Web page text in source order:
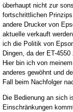
überhaupt nicht zur
fortschrittlichen
andere Drucker von
aktuelle verkauft
ich die Politik von
Dingen, da der ET-
Hier bin ich von
anderes gewöhnt und
Fall beim Nachfolger
Die Bedienung an sich
Einschränkungen